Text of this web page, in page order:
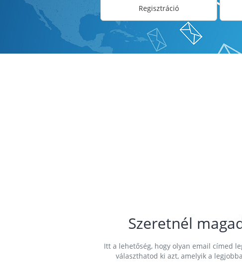
Regisztráció
Szeretnél
Itt a lehetőség, hogy olyan email címed
választhatod ki azt, amelyik a